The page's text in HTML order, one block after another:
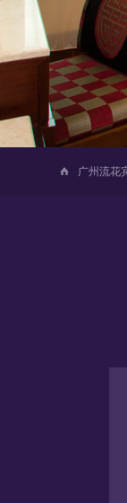
广州流花